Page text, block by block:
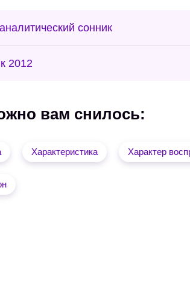
сонник
2012
вам снилось:
Характеристика Характер